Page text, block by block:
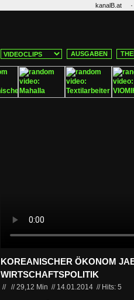
kanalB.at ·
AUSGABEN
KOREANISCHER ÖKONOM
WIRTSCHAFTSPOLITIK
// //29,12 Min // 14.01.2014 // Hits: 5